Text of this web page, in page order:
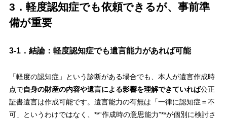
3．軽度認知症でも依頼できるが、事前準
備が重要
3-1．結論：軽度認知症でも遺言能力があれば可能
「軽度の認知症」という診断がある場合でも、本人が遺言作成時
点で自身の財産の内容や遺言による影響を理解できていれば公正
証書遺言は作成可能です。遺言能力の有無は「一律に認知症＝不
可」というわけではなく、**“作成時の意思能力”**が個別に検討さ